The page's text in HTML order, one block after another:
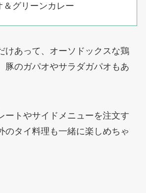
＆グリーンカレー
けあって、オーソドックスな鶏
豚のガパオやサラダガパオもあ
ートやサイドメニューを注文す
のタイ料理も一緒に楽しめちゃ